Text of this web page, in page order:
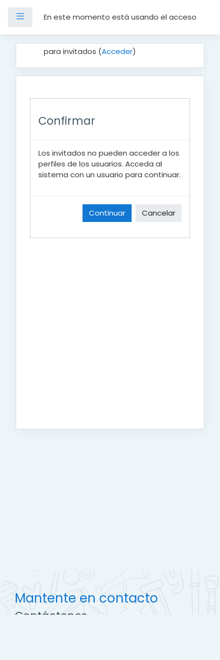
Panel lateral
En este momento está usando el acceso
para invitados (Acceder)
Confirmar
Los invitados no pueden acceder a los
perfiles de los usuarios. Acceda al
sistema con un usuario para continuar.
Continuar Cancelar
Mantente en contacto
Contáctenos